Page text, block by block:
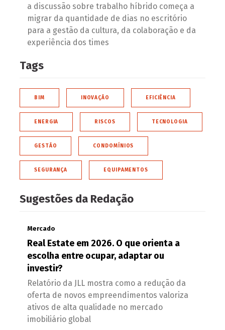
a discussão sobre trabalho híbrido começa a
migrar da quantidade de dias no escritório
para a gestão da cultura, da colaboração e da
experiência dos times
Tags
BIM INOVAÇÃO EFICIÊNCIA
ENERGIA RISCOS TECNOLOGIA
GESTÃO CONDOMÍNIOS
SEGURANÇA EQUIPAMENTOS
Sugestões da Redação
Mercado
Real Estate em 2026. O que orienta a
escolha entre ocupar, adaptar ou
investir?
Relatório da JLL mostra como a redução da
oferta de novos empreendimentos valoriza
ativos de alta qualidade no mercado
imobiliário global